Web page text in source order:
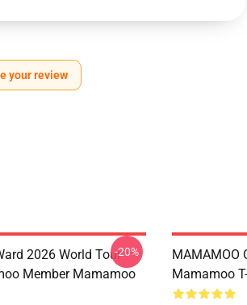
your review
2026 World Tour
Member Mamamoo
-20%
MAMAMOO
Mamamoo